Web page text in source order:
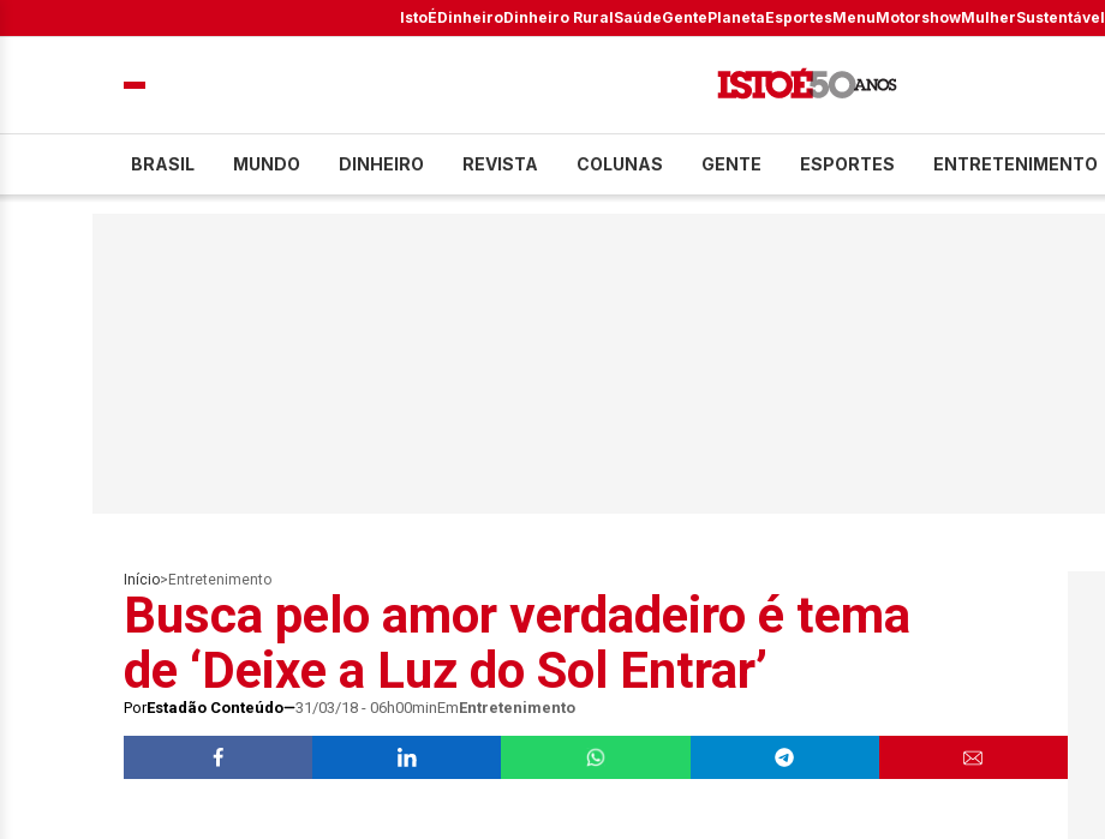
IstoÉDinheiroDinheiro RuralSaúdeGentePlanetaEsportesMenuMotorshowMulherSustentável
BRASIL MUNDO DINHEIRO REVISTA COLUNAS GENTE ESPORTES ENTRETENIMENTO
Início> Entretenimento
Busca pelo amor verdadeiro é tema
de ‘Deixe a Luz do Sol Entrar’
PorEstadão Conteúdo 31/03/18 - 06h00minEmEntretenimento